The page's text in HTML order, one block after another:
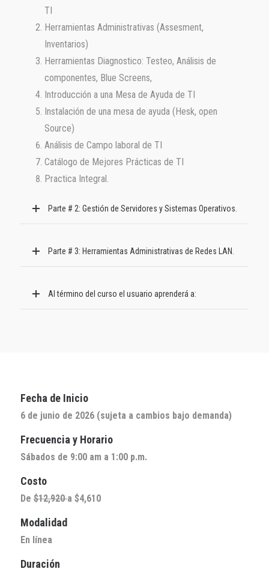
TI
Herramientas Administrativas (Assesment,
Inventarios)
Herramientas Diagnostico: Testeo, Análisis de
componentes, Blue Screens,
Introducción a una Mesa de Ayuda de TI
Instalación de una mesa de ayuda (Hesk, open
Source)
Análisis de Campo laboral de TI
Catálogo de Mejores Prácticas de TI
Practica Integral.
Parte # 2: Gestión de Servidores y Sistemas Operativos.
Parte # 3: Herramientas Administrativas de Redes LAN.
Al término del curso el usuario aprenderá a:
Fecha de Inicio
6 de junio de 2026 (sujeta a cambios bajo demanda)
Frecuencia y Horario
Sábados de 9:00 am a 1:00 p.m.
Costo
De $12,920a $4,610
Modalidad
En línea
Duración